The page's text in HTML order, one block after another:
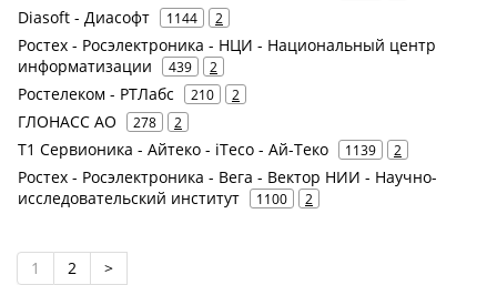
Diasoft - Диасофт 1144 2
Ростех - Росэлектроника - НЦИ - Национальный центр
информатизации
439 2
Ростелеком - РТЛабс 210 2
ГЛОНАСС АО 278 2
Т1 Сервионика - Айтеко - iTeco - Ай-Теко 1139 2
Ростех - Росэлектроника - Вега - Вектор НИИ - Научно-
исследовательский институт
1100 2
1 2 >